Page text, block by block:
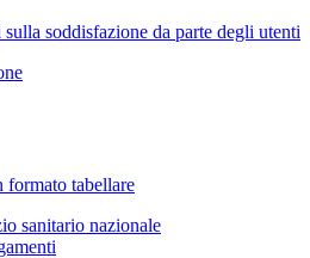
soddisfazione da parte degli utenti
formato tabellare
sanitario nazionale